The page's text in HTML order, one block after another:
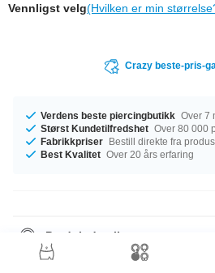
Vennligst velg(Hvilken er min
Crazy beste-pris-
Verdens beste piercingbutikk Over 7
Størst Kundetilfredshet Over 80 000
Fabrikkpriser Bestill direkte fra
Best Kvalitet Over 20 års erfaring
Produktdetaljer
Tilgjengelig med diameter fra 6 mm til 50